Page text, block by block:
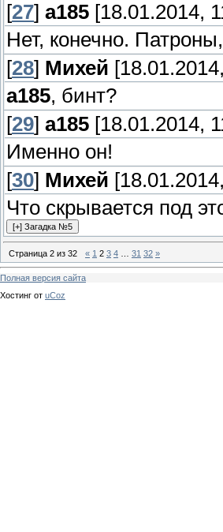
[27] a185 [18.01.2014,
Нет, конечно.
[28] Михей
a185, бинт?
[29] a185 [18.01.2014,
Именно он!
[30] Михей
Что скрывается под
Страница 2 из 32 « 1 2 3 4 31 32 »
Полная версия сайта
Хостинг от uCoz